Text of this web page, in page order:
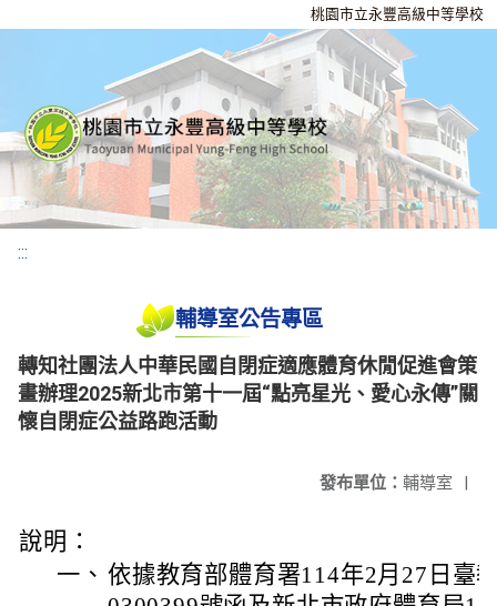
桃園市立永豐高級中等學校
:::
輔導室公告專區
轉知社團法人中華民國自閉症適應體育休閒促進會策
畫辦理2025新北市第十一屆“點亮星光、愛心永傳”關
懷自閉症公益路跑活動
發布單位： 輔導室 |
說明：
一、 依據教育部體育署114年2月27日臺